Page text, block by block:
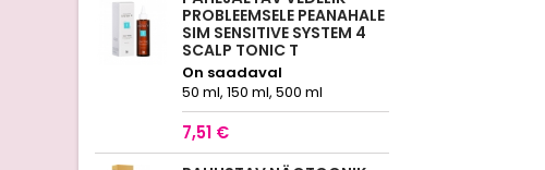
PROBLEEMSELE PEANAHALE
SIM SENSITIVE SYSTEM 4
SCALP TONIC T
On saadaval
50 ml, 150 ml, 500 ml
7,51 €